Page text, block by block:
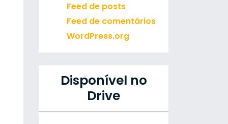
Feed de posts
Feed de comentários
WordPress.org
Disponível no
Drive